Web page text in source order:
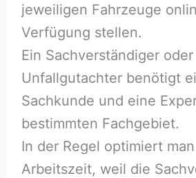
jeweiligen Fahrzeuge
Verfügung stellen.
Ein Sachverständiger oder
Unfallgutachter benötigt
Sachkunde und eine
bestimmten Fachgebiet.
In der Regel optimiert
Arbeitszeit, weil die